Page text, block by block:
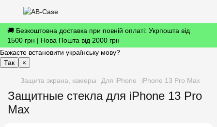
🚚 Безкоштовна доставка при повній оплаті: Укрпошта від
1500 грн | Нова Пошта від 2000 грн
Бажаєте встановити українську мову?
Так
×
Защита экрана, камеры Для iPhone iPhone 13 Pro Max
Защитные стекла для iPhone 13 Pro
Max